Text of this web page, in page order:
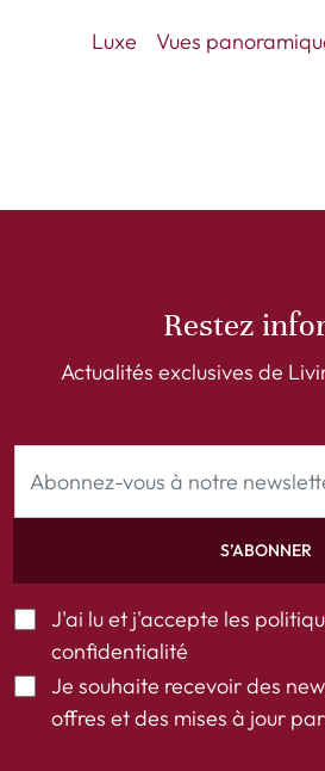
Luxe Vues
Restez
Actualités exclusives de
S’ABONNER
J'ai lu et j'accepte les
confidentialité
Je souhaite recevoir des
offres et des mises à jour